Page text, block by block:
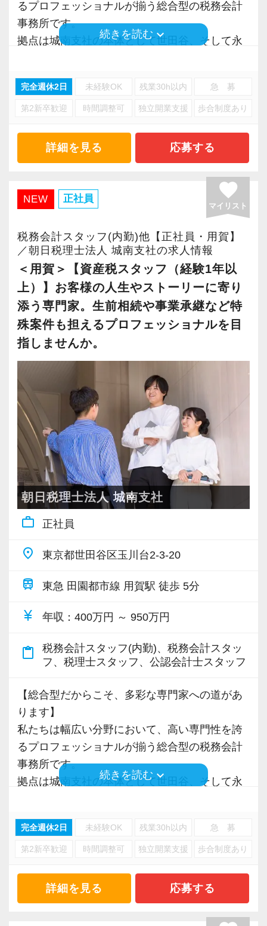
経験年数５年前後を想定していますが、一人ひ
とりのご経験に合わせたお仕事をご用意いたし
ますので興味がある方はぜひお気軽にご応募く
【ご紹介案件が多数あります！】
経営理念は「Smile & Smile & Smile」。
お客様、スタッフ、ステークホルダーの笑顔を
大切にします。
長年の実績とノウハウにより多くのご紹介をい
ただけるため、多くのご紹介をいただいて、業
士業や金融機関・大手ハウスメーカーなどのス
テークホルダーから案件紹介のネットワークを
確立しています。
当法人はご紹介頂いたお客様の課題を解決する
ことで成長を続けています。
その実現に向けて、多彩な経験と意欲のある優
秀な人材をどんどん増やしていきたいと思って
います。
【効率&チームワークを大事にしながら仕事をし
ています！】
各種申告業務・資産税・相続・コンサルなど、
様々な得意分野を持つメンバーと連携して業務
を進めることで知見やキャリアを広げることが
できます。
がら新しい領域に挑戦できるのは総合型で多く
と。
より専門性の高い業務に集中することができま
≪モバイルPC・仕事用スマホ貸与！在宅ワーク
なども柔軟に対応≫
働き方改革を推進し、時差出退勤や在宅ワーク
にも対応！
仕事用のモバイルPC、スマートフォンなども貸
与します。
事務所としてもライフワークバランスを大切に
してほしいと考えており、夏休みは9連休取得推
よりメリハリのある働き方を目指しています。
るプロフェッショナルが揃う総合型の税務会計
事務所です。
拠点は城南支社の本体として世田谷、そして永
規模の大きい事務所なので資産税関係の案件も
多く、ステークホルダーからのご紹介で大型案
相続にはストーリー性があり、未来のご家族の
ことまで考えて行う点が面白さとやりがいで
生前の相続対策や土地の有効活用、事業承継な
どのコンサルティング業務を手掛けることも可
能。
民法・会社法・建築基準法など、税務や財務な
どだけでなく税務会計以外にも幅広い知識を身
に付けられます。
さまざまな士業と連携しながら、その中心とし
て主役になれるのが当法人における資産税スタ
【雑誌等に何度も取り上げられている大手会計
事務所です！】
朝日税理士法人（東京）の従業員数が234名。
順調に規模を拡大し、成長を続けています。
経済誌でも規模の大きい会計事務所として頻繁
にランクインしている事務所です。
経営理念は「Smile & Smile & Smile」。
大切にします。
ご紹介のネットワークとなるステークホルダー
は士業や金融機関・大手ハウスメーカーなど。
長を続けています。
その実現に向けて、やる気のある魅力的な人材
をどんどん増やしていきたいと思っています。
【グループの垣根を超えたチームワークを大切
にしています】
現在、当法人では法人グループ・資産管理グル
れて業務を行っています。
これは会計事務所に年々専門性が求められるよ
うになってきているため、専門ごとにチームを
組んで効率よく仕事をするための工夫です。
案件によってはグループを超えてチームを組む
続きを読むkeyboard_arrow_down
完全週休2日 未経験OK 残業30h以内 急 募
第2新卒歓迎 時間調整可 独立開業支援 歩合制度あり
詳細を見る 応募する
NEW 正社員 favorite
マイリスト
税務会計スタッフ(内勤)他【正社員・用賀】
／朝日税理士法人 城南支社の求人情報
＜用賀＞【資産税スタッフ（経験1年以
上）】お客様の人生やストーリーに寄り
添う専門家。生前相続や事業承継など特
殊案件も担えるプロフェッショナルを目
指しませんか。
朝日税理士法人 城南支社
work_outline 正社員
place 東京都世田谷区玉川台2-3-20
train 東急 田園都市線 用賀駅 徒歩 5分
currency_yen 年収 ：400万円 ～ 950万円
content_paste
税務会計スタッフ(内勤)、税務会計スタッ
フ、税理士スタッフ、公認会計士スタッフ
【総合型だからこそ、多彩な専門家への道があ
ります】
私たちは幅広い分野において、高い専門性を誇
るプロフェッショナルが揃う総合型の税務会計
事務所です。
拠点は城南支社の本体として世田谷、そして永
規模の大きい事務所なので資産税関係の案件も
多く、ステークホルダーからのご紹介で大型案
相続にはストーリー性があり、未来のご家族の
ことまで考えて行う点が面白さとやりがいで
続きを読むkeyboard_arrow_down
完全週休2日 未経験OK 残業30h以内 急 募
第2新卒歓迎 時間調整可 独立開業支援 歩合制度あり
詳細を見る 応募する